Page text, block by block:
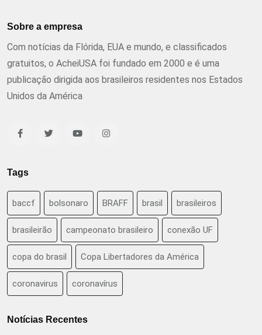
Sobre a empresa
Com notícias da Flórida, EUA e mundo, e classificados
gratuitos, o AcheiUSA foi fundado em 2000 e é uma
publicação dirigida aos brasileiros residentes nos Estados
Unidos da América
Tags
baccf bolsonaro BRAFF brasil brasileiros
brasileirão campeonato brasileiro conexão UF
copa do brasil Copa Libertadores da América
coronavirus coronavírus
Notícias Recentes